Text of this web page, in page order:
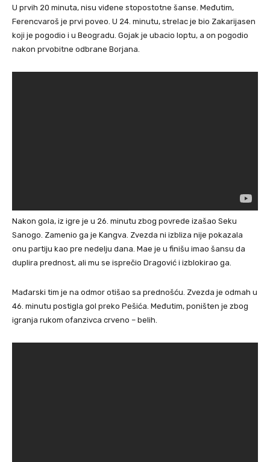
U prvih 20 minuta, nisu viđene stopostotne šanse. Međutim,
Ferencvaroš je prvi poveo. U 24. minutu, strelac je bio Zakarijasen
koji je pogodio i u Beogradu. Gojak je ubacio loptu, a on pogodio
nakon prvobitne odbrane Borjana.
Nakon gola, iz igre je u 26. minutu zbog povrede izašao Seku
Sanogo. Zamenio ga je Kangva. Zvezda ni izbliza nije pokazala
onu partiju kao pre nedelju dana. Mae je u finišu imao šansu da
duplira prednost, ali mu se isprečio Dragović i izblokirao ga.
Mađarski tim je na odmor otišao sa prednošću. Zvezda je odmah u
46. minutu postigla gol preko Pešića. Međutim, poništen je zbog
igranja rukom ofanzivca crveno – belih.